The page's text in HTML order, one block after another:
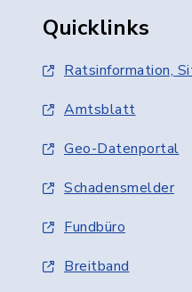
Quicklinks
Ratsinformation,
Amtsblatt
Geo-Datenportal
Schadensmelder
Fundbüro
Breitband